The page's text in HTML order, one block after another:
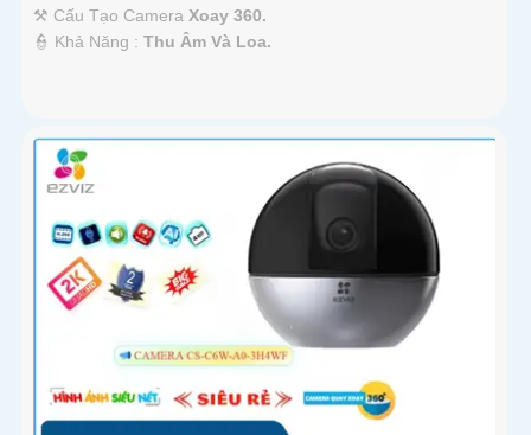
⚒ Cấu Tạo Camera Xoay 360.
️👮 Khả Năng : Thu Âm Và Loa.